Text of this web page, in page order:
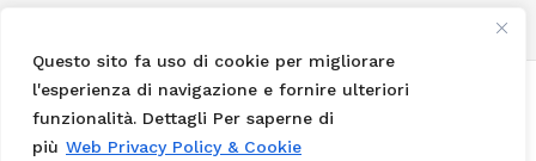
Questo sito fa uso di cookie per migliorare
l'esperienza di navigazione e fornire ulteriori
funzionalità. Dettagli Per saperne di
più Web Privacy Policy & Cookie
Centro Yoga Shakty Swami Jivanmukta Saraswati ©
info legali - codice fiscale 91149360157